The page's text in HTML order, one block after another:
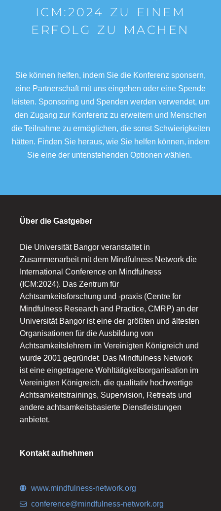
ICM:2024 ZU EINEM
ERFOLG ZU MACHEN
Sie können helfen, indem Sie die Konferenz sponsern,
eine Partnerschaft mit uns eingehen oder eine Spende
leisten. Sponsoring und Spenden werden verwendet, um
den Zugang zur Konferenz zu erweitern und Menschen
die Teilnahme zu ermöglichen, die sonst Schwierigkeiten
hätten. Finden Sie heraus, wie Sie helfen können, indem
Sie eine der untenstehenden Optionen wählen.
Über die Gastgeber
Die Universität Bangor veranstaltet in
Zusammenarbeit mit dem Mindfulness Network die
International Conference on Mindfulness
(ICM:2024). Das Zentrum für
Achtsamkeitsforschung und -praxis (Centre for
Mindfulness Research and Practice, CMRP) an der
Universität Bangor ist eine der größten und ältesten
Organisationen für die Ausbildung von
Achtsamkeitslehrern im Vereinigten Königreich und
wurde 2001 gegründet. Das Mindfulness Network
ist eine eingetragene Wohltätigkeitsorganisation im
Vereinigten Königreich, die qualitativ hochwertige
Achtsamkeitstrainings, Supervision, Retreats und
andere achtsamkeitsbasierte Dienstleistungen
anbietet.
Kontakt aufnehmen
www.mindfulness-network.org
conference@mindfulness-network.org